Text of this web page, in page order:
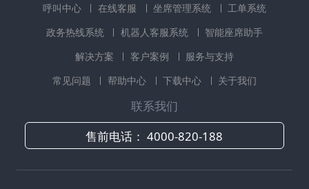
呼叫中心 在线客服 坐席管理系统
工单系统
政务热线系统
机器人客服系统
智能座席助手
解决方案
客户案例
服务与支持
常见问题
帮助中心 下载中心 关于我们
联系我们
售前电话：4000-820-188